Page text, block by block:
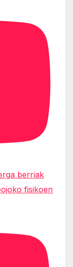
berriak
fisikoen